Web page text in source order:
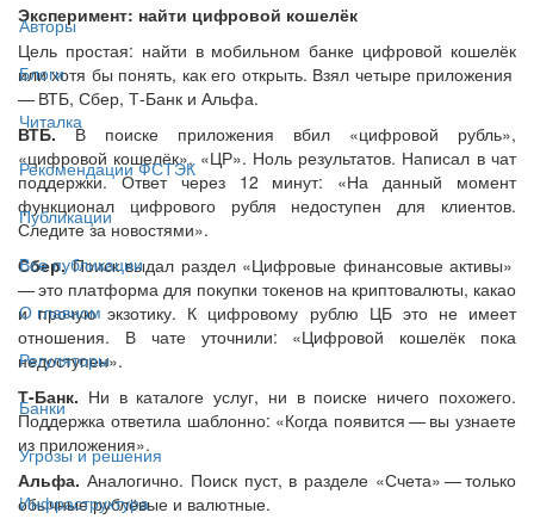
Авторы
Блоги
Читалка
Рекомендации ФСТЭК
Публикации
Все публикации
О главном
Регуляторы
Банки
Угрозы и решения
Инфраструктура
Эксперимент: найти цифровой кошелёк
Цель простая: найти в мобильном банке цифровой кошелёк
или хотя бы понять, как его открыть. Взял четыре приложения
— ​ВТБ, Сбер, Т-Банк и Альфа.
ВТБ.В поиске приложения вбил «цифровой рубль»,
«цифровой кошелёк», «ЦР». Ноль результатов. Написал в чат
поддержки. Ответ через 12 минут: «На данный момент
функционал цифрового рубля недоступен для клиентов.
Следите за новостями».
Сбер.Поиск выдал раздел «Цифровые финансовые активы»
— ​это платформа для покупки токенов на криптовалюты, какао
и прочую экзотику. К цифровому рублю ЦБ это не имеет
отношения. В чате уточнили: «Цифровой кошелёк пока
недоступен».
Т-Банк. Ни в каталоге услуг, ни в поиске ничего похожего.
Поддержка ответила шаблонно: «Когда появится — ​вы узнаете
из приложения».
Альфа. Аналогично. Поиск пуст, в разделе «Счета» — ​только
обычные рублёвые и валютные.